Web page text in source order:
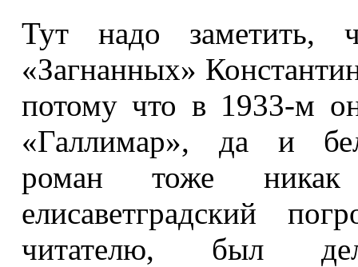
Тут надо заметить,
«Загнанных»
потому что в 1933-м
«Галлимар», да и
роман тоже никак
елисаветградский
читателю, был